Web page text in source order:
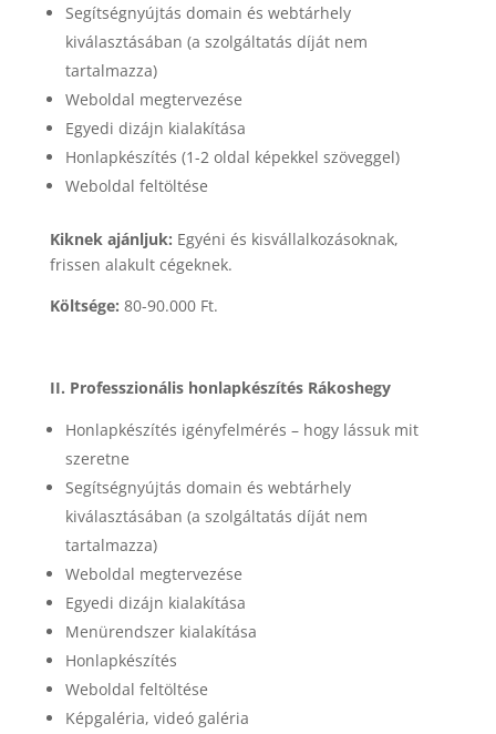
Segítségnyújtás domain és webtárhely
kiválasztásában (a szolgáltatás díját nem
tartalmazza)
Weboldal megtervezése
Egyedi dizájn kialakítása
Honlapkészítés (1-2 oldal képekkel szöveggel)
Weboldal feltöltése
Kiknek ajánljuk: Egyéni és kisvállalkozásoknak,
frissen alakult cégeknek.
Költsége: 80-90.000 Ft.
II. Professzionális honlapkészítés Rákoshegy
Honlapkészítés igényfelmérés – hogy lássuk mit
szeretne
Segítségnyújtás domain és webtárhely
kiválasztásában (a szolgáltatás díját nem
tartalmazza)
Weboldal megtervezése
Egyedi dizájn kialakítása
Menürendszer kialakítása
Honlapkészítés
Weboldal feltöltése
Képgaléria, videó galéria